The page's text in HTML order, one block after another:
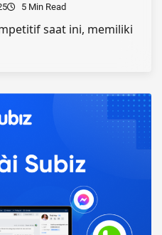
5 Min Read
saat ini, memiliki